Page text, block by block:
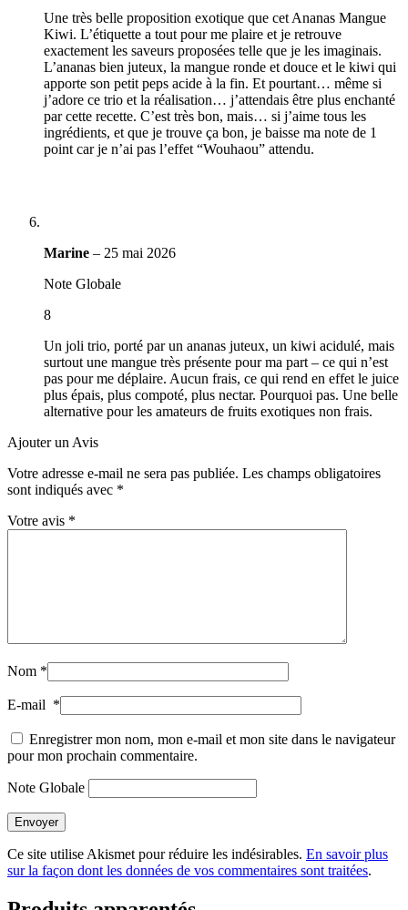
Une très belle proposition exotique que cet Ananas Mangue
Kiwi. L’étiquette a tout pour me plaire et je retrouve
exactement les saveurs proposées telle que je les imaginais.
L’ananas bien juteux, la mangue ronde et douce et le kiwi qui
apporte son petit peps acide à la fin. Et pourtant… même si
j’adore ce trio et la réalisation… j’attendais être plus enchanté
par cette recette. C’est très bon, mais… si j’aime tous les
ingrédients, et que je trouve ça bon, je baisse ma note de 1
point car je n’ai pas l’effet “Wouhaou” attendu.
Marine – 25 mai 2026
Note Globale
8
Un joli trio, porté par un ananas juteux, un kiwi acidulé, mais
surtout une mangue très présente pour ma part – ce qui n’est
pas pour me déplaire. Aucun frais, ce qui rend en effet le juice
plus épais, plus compoté, plus nectar. Pourquoi pas. Une belle
alternative pour les amateurs de fruits exotiques non frais.
Ajouter un Avis
Votre adresse e-mail ne sera pas publiée. Les champs obligatoires
sont indiqués avec *
Votre avis *
Nom *
E-mail *
Enregistrer mon nom, mon e-mail et mon site dans le navigateur
pour mon prochain commentaire.
Note Globale
Envoyer
Ce site utilise Akismet pour réduire les indésirables. En savoir plus
sur la façon dont les données de vos commentaires sont traitées.